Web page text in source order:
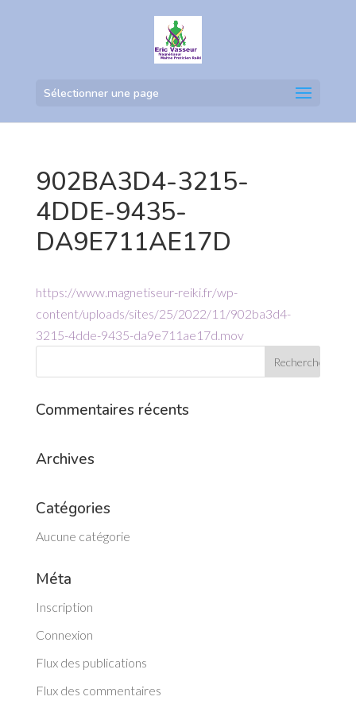
Sélectionner une page
902BA3D4-3215-
4DDE-9435-
DA9E711AE17D
https://www.magnetiseur-reiki.fr/wp-
content/uploads/sites/25/2022/11/902ba3d4-
3215-4dde-9435-da9e711ae17d.mov
Commentaires récents
Archives
Catégories
Aucune catégorie
Méta
Inscription
Connexion
Flux des publications
Flux des commentaires